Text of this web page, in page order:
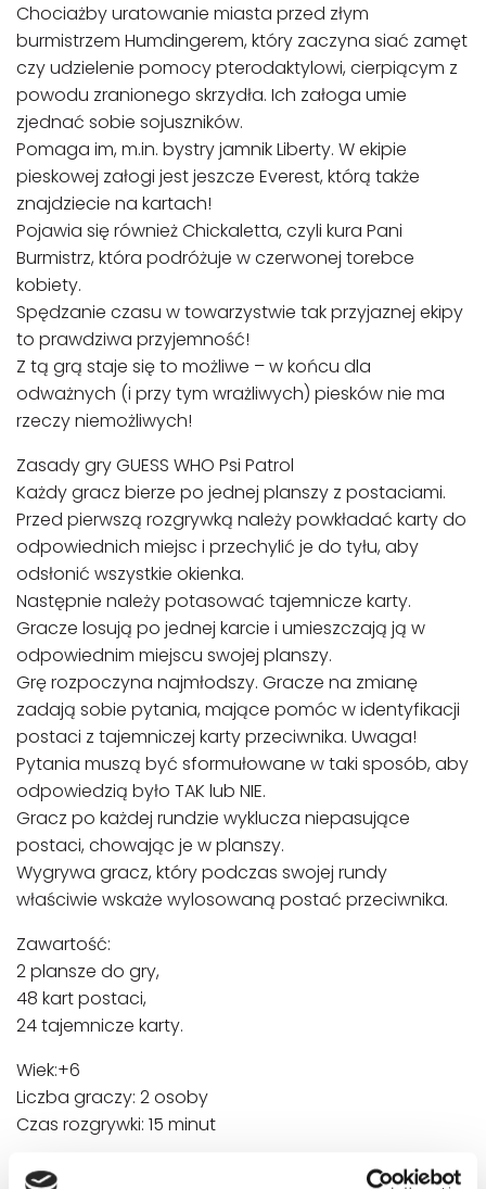
Chociażby uratowanie miasta przed złym
burmistrzem Humdingerem, który zaczyna siać zamęt
czy udzielenie pomocy pterodaktylowi, cierpiącym z
powodu zranionego skrzydła. Ich załoga umie
zjednać sobie sojuszników.
Pomaga im, m.in. bystry jamnik Liberty. W ekipie
pieskowej załogi jest jeszcze Everest, którą także
znajdziecie na kartach!
Pojawia się również Chickaletta, czyli kura Pani
Burmistrz, która podróżuje w czerwonej torebce
kobiety.
Spędzanie czasu w towarzystwie tak przyjaznej ekipy
to prawdziwa przyjemność!
Z tą grą staje się to możliwe – w końcu dla
odważnych (i przy tym wrażliwych) piesków nie ma
rzeczy niemożliwych!
Zasady gry GUESS WHO Psi Patrol
Każdy gracz bierze po jednej planszy z postaciami.
Przed pierwszą rozgrywką należy powkładać karty do
odpowiednich miejsc i przechylić je do tyłu, aby
odsłonić wszystkie okienka.
Następnie należy potasować tajemnicze karty.
Gracze losują po jednej karcie i umieszczają ją w
odpowiednim miejscu swojej planszy.
Grę rozpoczyna najmłodszy. Gracze na zmianę
zadają sobie pytania, mające pomóc w identyfikacji
postaci z tajemniczej karty przeciwnika. Uwaga!
Pytania muszą być sformułowane w taki sposób, aby
odpowiedzią było TAK lub NIE.
Gracz po każdej rundzie wyklucza niepasujące
postaci, chowając je w planszy.
Wygrywa gracz, który podczas swojej rundy
właściwie wskaże wylosowaną postać przeciwnika.
Zawartość:
2 plansze do gry,
48 kart postaci,
24 tajemnicze karty.
Wiek:+6
Liczba graczy: 2 osoby
Czas rozgrywki: 15 minut
Uwaga! Nieodpowiednie dla dzieci w wieku poniżej 3